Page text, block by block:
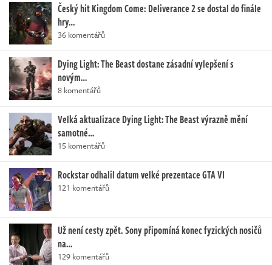
Český hit Kingdom Come: Deliverance 2 se dostal do finále
hry…
36 komentářů
Dying Light: The Beast dostane zásadní vylepšení s
novým…
8 komentářů
Velká aktualizace Dying Light: The Beast výrazně mění
samotné…
15 komentářů
Rockstar odhalil datum velké prezentace GTA VI
121 komentářů
Už není cesty zpět. Sony připomíná konec fyzických nosičů
na…
129 komentářů